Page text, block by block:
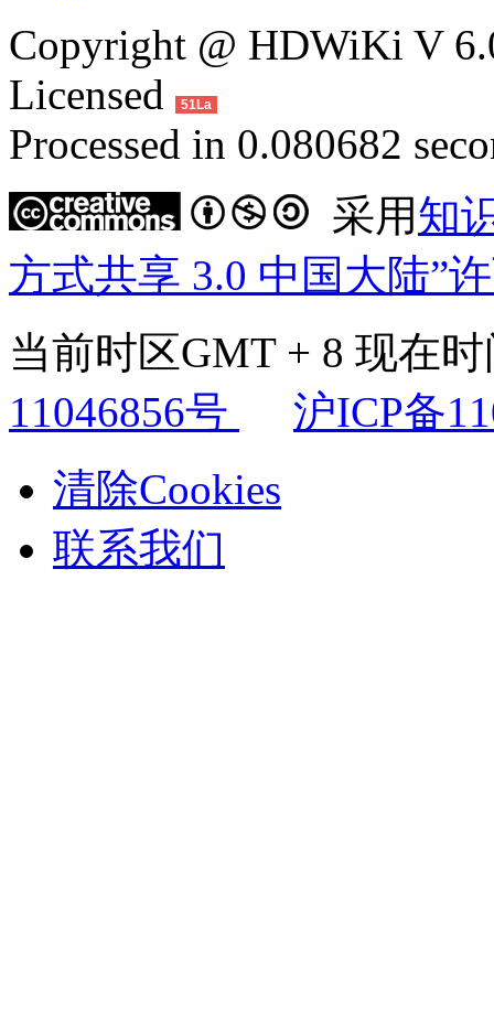
Copyright @ HDWiKi V
Licensed
51La
Processed in 0.080682
采用知
方式共享 3.0 中国大陆”
当前时区GMT + 8 现在
11046856号
沪ICP备
清除Cookies
联系我们